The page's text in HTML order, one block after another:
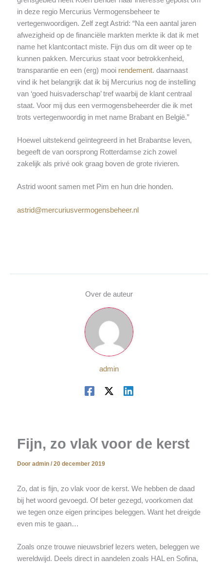
in deze regio Mercurius Vermogensbeheer te
vertegenwoordigen. Zelf zegt Astrid: “Na een aantal jaren
afwezigheid op de financiële markten merkte ik dat ik met
name het klantcontact miste. Fijn dus om dit weer op te
kunnen pakken. Mercurius staat voor betrokkenheid,
transparantie en een (erg) mooi rendement. daarnaast
vind ik het belangrijk dat ik bij Mercurius nog de instelling
van ‘goed huisvaderschap’ tref waarbij de klant centraal
staat. Voor mij dus een vermogensbeheerder die ik met
trots vertegenwoordig in met name Brabant en België.”
Hoewel uitstekend geïntegreerd in het Brabantse leven,
begeeft de van oorsprong Rotterdamse zich zowel
zakelijk als privé ook graag boven de grote rivieren.
Astrid woont samen met Pim en hun drie honden.
astrid@mercuriusvermogensbeheer.nl
Over de auteur
admin
Fijn, zo vlak voor de kerst
Door admin / 20 december 2019
Zo, dat is fijn, zo vlak voor de kerst. We hebben de daad
bij het woord gevoegd. Of beter gezegd, voorkomen dat
we tegen onze eigen principes beleggen. Want het dreigde
even mis te gaan…
Zoals onze trouwe nieuwsbrief lezers weten, beleggen we
wereldwijd. Deels direct in aandelen zoals HAL en Sofina,